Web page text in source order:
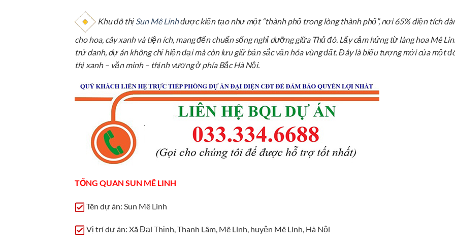
Khu đô thị Sun Mê Linhđược kiến tạo như một “thành phố trong lòng thành phố”, nơi 65% diện tích
cho hoa, cây xanh và tiện ích, mang đến chuẩn sống nghỉ dưỡng giữa Thủ đô. Lấy cảm hứng từ làng hoa Mê
trứ danh, dự án không chỉ hiện đại mà còn lưu giữ bản sắc văn hóa vùng đất. Đây là biểu tượng mới của một
thị xanh – văn minh – thịnh vượng ở phía Bắc Hà Nội.
TỔNG QUAN SUN MÊ LINH
Tên dự án: Sun Mê Linh
Vị trí dự án: Xã Đại Thịnh, Thanh Lâm, Mê Linh, huyện Mê Linh, Hà Nội